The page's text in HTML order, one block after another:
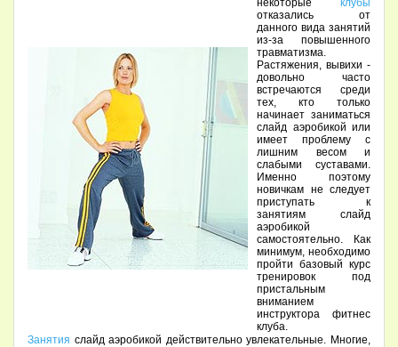
некоторые
клубы
отказались от
данного вида занятий
из-за повышенного
травматизма.
Растяжения, вывихи -
довольно часто
встречаются среди
тех, кто только
начинает заниматься
слайд аэробикой или
имеет проблему с
лишним весом и
слабыми суставами.
Именно поэтому
новичкам не следует
приступать к
занятиям слайд
аэробикой
самостоятельно. Как
минимум, необходимо
пройти базовый курс
тренировок под
пристальным
вниманием
инструктора фитнес
клуба.
Занятия слайд аэробикой действительно увлекательные. Многие,